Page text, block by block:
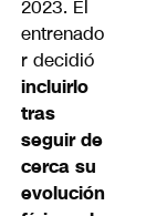
2023. El
entrenado
r decidió
incluirlo
tras
seguir de
cerca su
evolución